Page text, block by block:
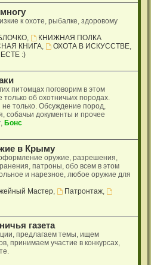
к охоте, рыбалке, здоровому
,
КНИЖНАЯ ПОЛКА
КНИГА, ОХОТА В ИСКУССТВЕ,
:)
питомцах поговорим в этом
об охотничьих породах.
только. Обсуждение пород,
собачьи документы и прочее
, Бонс
в Крыму
оружие, разрешения,
патроны, обо всем в этом
и нарезное, любое оружие для
Мастер, Патронтаж,
газета
предлагаем темы, ищем
принимаем участие в конкурсах,